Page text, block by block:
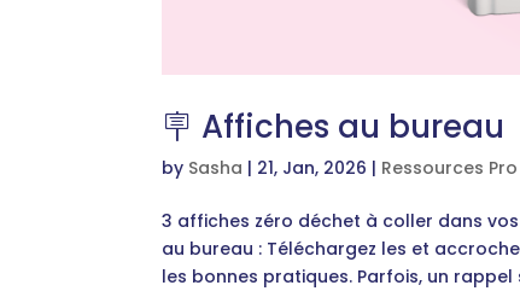
🪧 Affiches au bureau
by Sasha | 21, Jan, 2026 | Ressources
3 affiches zéro déchet à coller dans
au bureau : Téléchargez les et
les bonnes pratiques. Parfois, un